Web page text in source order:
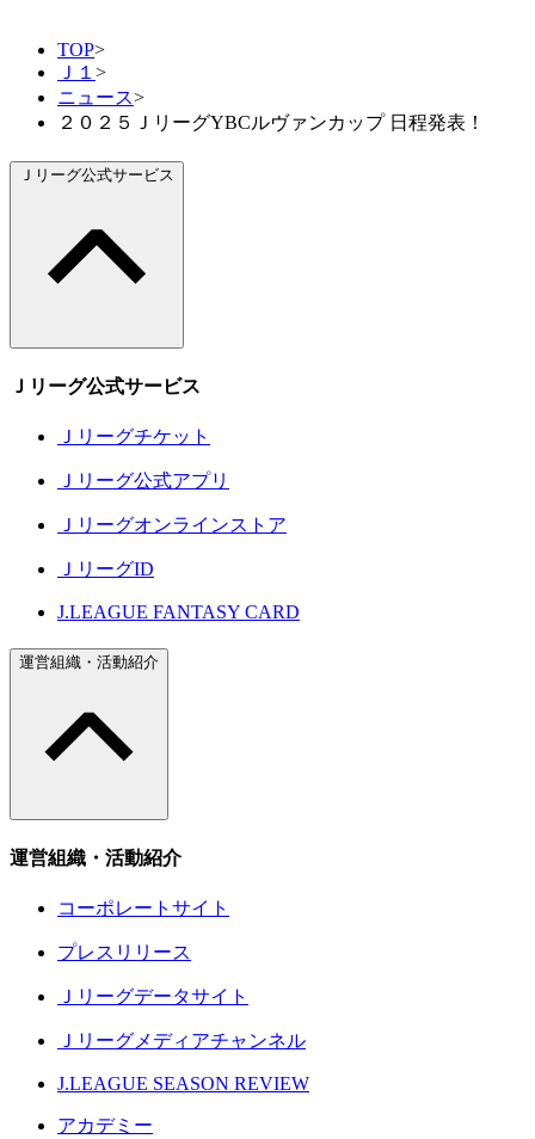
TOP>
Ｊ１ >
ニュース>
２０２５ＪリーグYBCルヴァンカップ 日程発表！
Ｊリーグ公式サービス
Ｊリーグ公式サービス
Ｊリーグチケット
Ｊリーグ公式アプリ
Ｊリーグオンラインストア
ＪリーグID
J.LEAGUE FANTASY CARD
運営組織・活動紹介
運営組織・活動紹介
コーポレートサイト
プレスリリース
Ｊリーグデータサイト
Ｊリーグメディアチャンネル
J.LEAGUE SEASON REVIEW
アカデミー